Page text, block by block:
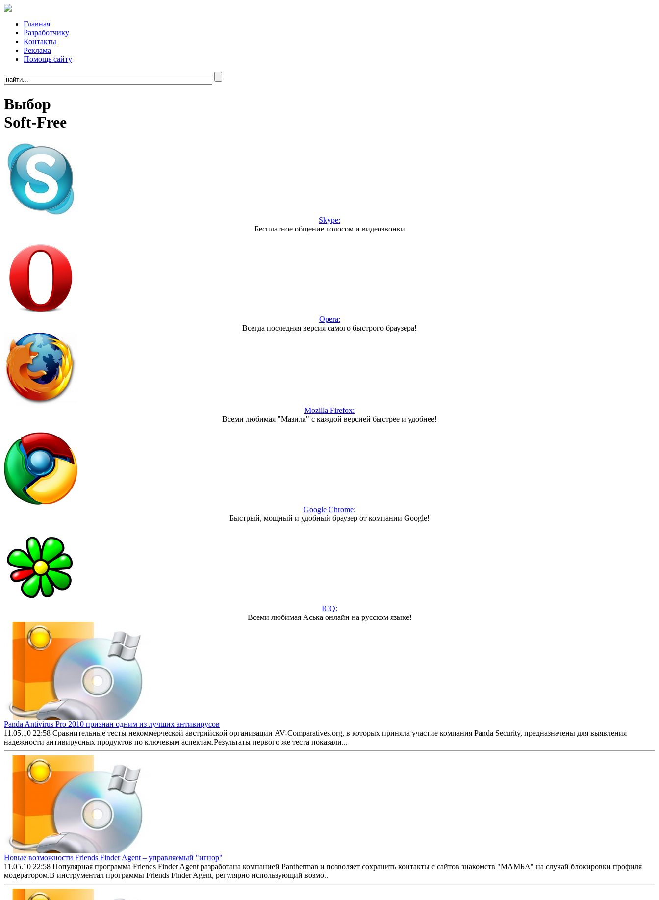
Главная
Разработчику
Контакты
Реклама
Помощь сайту
Выбор
Soft-Free
Skype:
Бесплатное общение голосом и видеозвонки
Opera:
Всегда последняя версия самого быстрого браузера!
Mozilla Firefox:
Всеми любимая "Мазила" с каждой версией быстрее и удобнее!
Google Chrome:
Быстрый, мощный и удобный браузер от компании Google!
ICQ:
Всеми любимая Аська онлайн на русском языке!
Panda Antivirus Pro 2010 признан одним из лучших антивирусов
11.05.10 22:58 Сравнительные тесты некоммерческой австрийской организации AV-Comparatives.org, в которых приняла участие компания Panda Security, предназначены для выявления
надежности антивирусных продуктов по ключевым аспектам.Результаты первого же теста показали...
Новые возможности Friends Finder Agent – управляемый "игнор"
11.05.10 22:58 Популярная программа Friends Finder Agent разработана компанией Pantherman и позволяет сохранить контакты с сайтов знакомств "МАМБА" на случай блокировки профиля
модератором.В инструментал программы Friends Finder Agent, регулярно использующий возмо...